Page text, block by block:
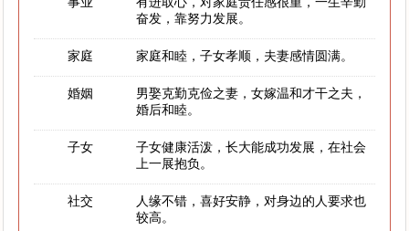
奋发，靠努力发展。
家庭 家庭和睦，子女孝顺，夫妻感情圆满。
婚姻
男娶克勤克俭之妻，女嫁温和才干之夫，
婚后和睦。
子女
子女健康活泼，长大能成功发展，在社会
上一展抱负。
社交
人缘不错，喜好安静，对身边的人要求也
较高。